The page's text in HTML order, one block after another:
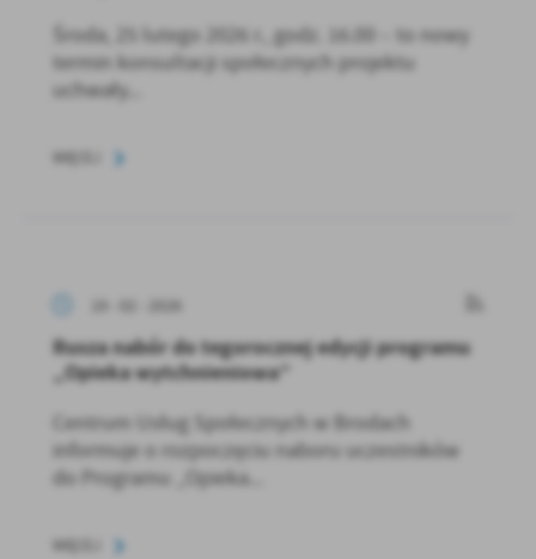
Środa, 25 lutego 2026 r., godz. 16.00 – to nowy
termin konsultacji społecznych projektu
uchwały...
19 - 02 - 2026
Rusza nabór do tegorocznej edycji programu
„Opieka wytchnieniowa”
Centrum Usług Społecznych w Brodach
informuje o rozpoczęciu naboru uczestników
do Programu „Opieka...